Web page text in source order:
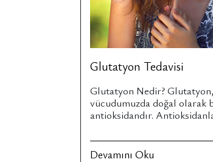
Glutatyon Tedavisi
Glutatyon Nedir? Glutatyon,
vücudumuzda doğal olarak
antioksidandır.
Devamını Oku